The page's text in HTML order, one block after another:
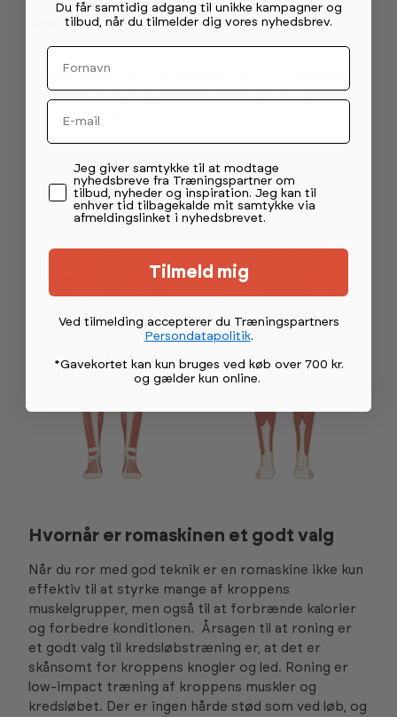
Overkrop - arme
skuldermusklerne. I afslutningen af ro-bevægelsen
aktiveres biceps og underarmene, når du trækker
armene ind mod brystet.
Hvornår er romaskinen et godt valg
Når du ror med god teknik er en romaskine ikke kun
effektiv til at styrke mange af kroppens
muskelgrupper, men også til at forbrænde kalorier
og forbedre konditionen. Årsagen til at roning er
et godt valg til kredsløbstræning er, at det er
skånsomt for kroppens knogler og led. Roning er
low-impact træning af kroppens muskler og
kredsløbet. Der er ingen hårde stød som ved løb, og
Du får samtidig adgang til unikke kampagner og
tilbud, når du tilmelder dig vores nyhedsbrev.
Fornavn
Email
Permission tekst
Jeg giver samtykke til at modtage
nyhedsbreve fra Træningspartner om
tilbud, nyheder og inspiration. Jeg kan til
enhver tid tilbagekalde mit samtykke via
afmeldingslinket i nyhedsbrevet.
Tilmeld mig
Ved tilmelding accepterer du Træningspartners
Persondatapolitik.
*Gavekortet kan kun bruges ved køb over 700 kr.
og gælder kun online.